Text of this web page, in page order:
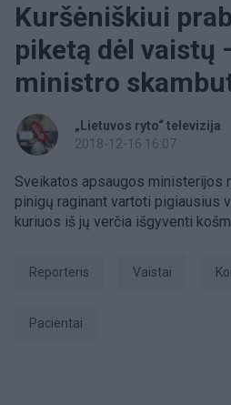
Kuršėniškiui
piketą dėl vaistų
ministro
„Lietuvos ryto“ televizija
2018-12-16 16:07
Sveikatos apsaugos ministerijos
pinigų raginant vartoti pigiausius
kuriuos iš jų verčia išgyventi
Reporteris Vaistai
pacientai